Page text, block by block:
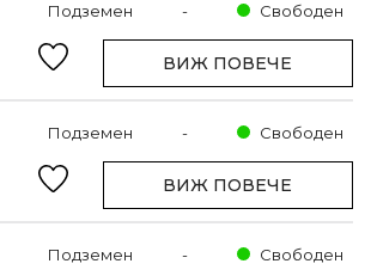
Подземен - Свободен
ВИЖ ПОВЕЧЕ
Подземен - Свободен
ВИЖ ПОВЕЧЕ
Подземен - Свободен